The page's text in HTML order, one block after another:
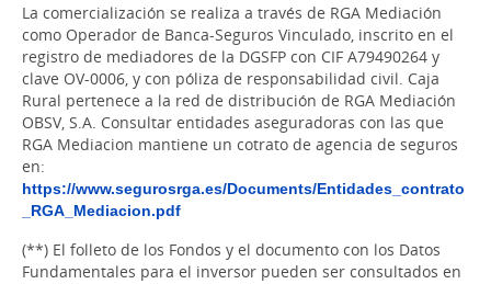
La comercialización se realiza a través de RGA Mediación
como Operador de Banca-Seguros Vinculado, inscrito en el
registro de mediadores de la DGSFP con CIF A79490264 y
clave OV-0006, y con póliza de responsabilidad civil. Caja
Rural pertenece a la red de distribución de RGA Mediación
OBSV, S.A. Consultar entidades aseguradoras con las que
RGA Mediacion mantiene un cotrato de agencia de seguros
en:
https://www.segurosrga.es/Documents/Entidades_contrato
_RGA_Mediacion.pdf
(**) El folleto de los Fondos y el documento con los Datos
Fundamentales para el inversor pueden ser consultados en